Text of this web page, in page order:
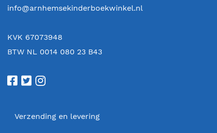
info@arnhemsekinderboekwinkel.nl
KVK 67073948
BTW NL 0014 080 23 B43
Verzending en levering